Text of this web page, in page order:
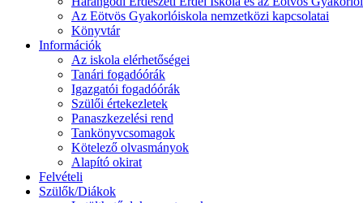
Az Eötvös Gyakorlóiskola nemzetközi kapcsolatai
Könyvtár
Információk
Az iskola elérhetőségei
Tanári fogadóórák
Igazgatói fogadóórák
Szülői értekezletek
Panaszkezelési rend
Tankönyvcsomagok
Kötelező olvasmányok
Alapító okirat
Felvételi
Szülők/Diákok